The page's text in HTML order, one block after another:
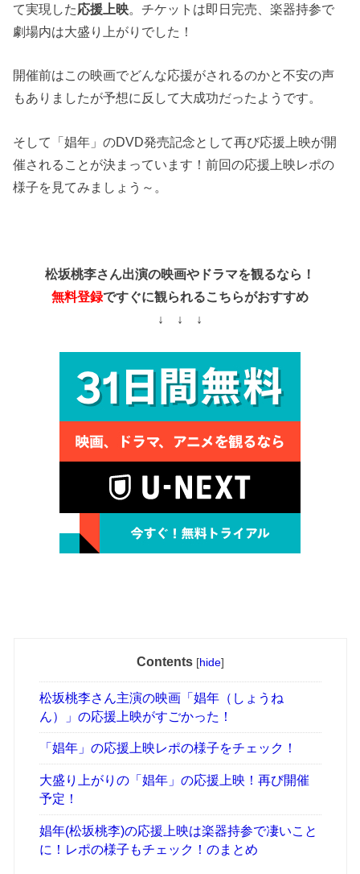
て実現した応援上映。チケットは即日完売、楽器持参で
劇場内は大盛り上がりでした！
開催前はこの映画でどんな応援がされるのかと不安の声
もありましたが予想に反して大成功だったようです。
そして「娼年」のDVD発売記念として再び応援上映が開
催されることが決まっています！前回の応援上映レポの
様子を見てみましょう～。
松坂桃李さん出演の映画やドラマを観るなら！
無料登録ですぐに観られるこちらがおすすめ
↓ ↓ ↓
Contents [hide]
松坂桃李さん主演の映画「娼年（しょうね
ん）」の応援上映がすごかった！
「娼年」の応援上映レポの様子をチェック！
大盛り上がりの「娼年」の応援上映！再び開催
予定！
娼年(松坂桃李)の応援上映は楽器持参で凄いこと
に！レポの様子もチェック！のまとめ